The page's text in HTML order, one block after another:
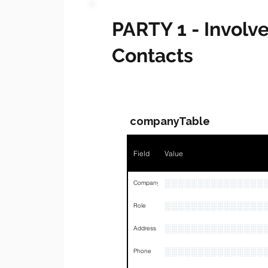
PARTY 1 -
Contacts
companyTable
Field Value
Company
Role
Address
Phone